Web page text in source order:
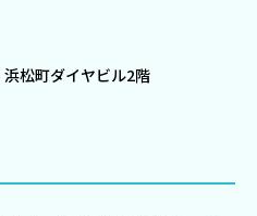
松町ダイヤビル2階